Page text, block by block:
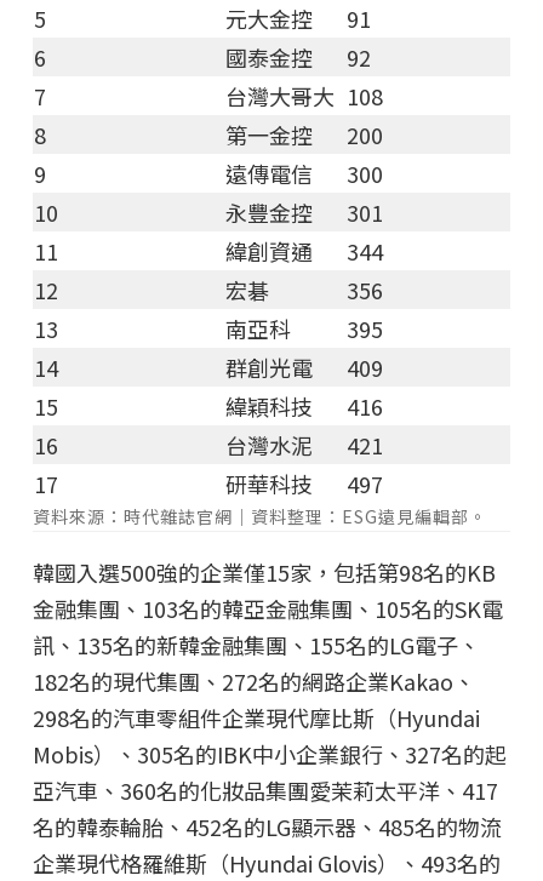
5 元大金控
91
6
國泰金控
92
7
台灣大哥大 108
8
第一金控
200
9
遠傳電信
300
10
永豐金控
301
11
緯創資通
344
12
宏碁
356
13
南亞科
395
14
群創光電
409
15
緯穎科技
416
16
台灣水泥
421
17
研華科技 497
資料來源：時代雜誌官網｜資料整理：ESG遠見編輯部。
韓國入選500強的企業僅15家，包括第98名的KB
金融集團、103名的韓亞金融集團、105名的SK電
訊、135名的新韓金融集團、155名的LG電子、
182名的現代集團、272名的網路企業Kakao、
298名的汽車零組件企業現代摩比斯（Hyundai
Mobis）、305名的IBK中小企業銀行、327名的起
亞汽車、360名的化妝品集團愛茉莉太平洋、417
名的韓泰輪胎、452名的LG顯示器、485名的物流
企業現代格羅維斯（Hyundai Glovis）、493名的